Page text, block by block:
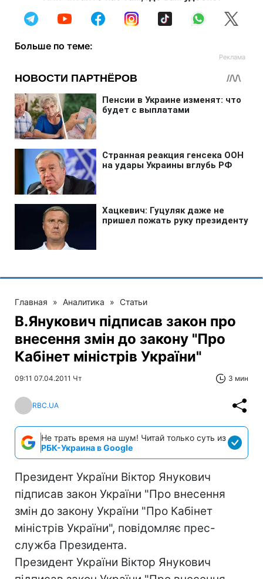
Больше по теме:
Главная » Аналитика » Статьи
В.Янукович підписав закон про
внесення змін до закону "Про
Кабінет міністрів України"
09:11 07.04.2011 Чт 3 мин
RBC.UA
Не трать время на шум! Читай только суть из
РБК-Украина в Google
Президент України Віктор Янукович
підписав закон України "Про внесення
змін до закону України "Про Кабінет
міністрів України", повідомляє прес-
служба Президента.
Президент України Віктор Янукович